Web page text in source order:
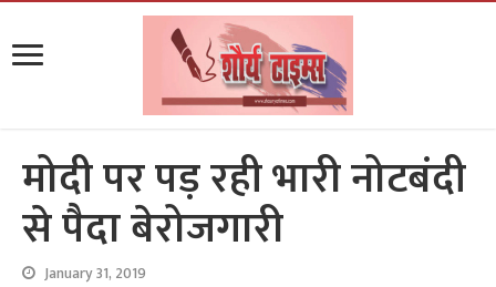
मोदी पर पड़ रही भारी नोटबंदी
से पैदा बेरोजगारी
January 31, 2019